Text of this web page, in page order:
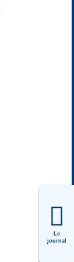
Le
journal